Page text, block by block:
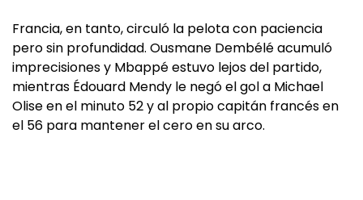
Francia, en tanto, circuló la pelota con paciencia
pero sin profundidad. Ousmane Dembélé acumuló
imprecisiones y Mbappé estuvo lejos del partido,
mientras Édouard Mendy le negó el gol a Michael
Olise en el minuto 52 y al propio capitán francés en
el 56 para mantener el cero en su arco.